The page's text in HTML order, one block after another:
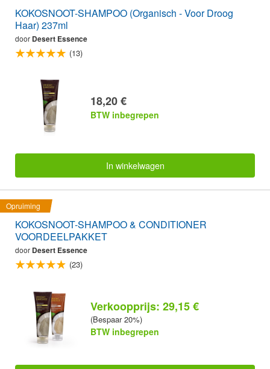
KOKOSNOOT-SHAMPOO (Organisch - Voor Droog
Haar) 237ml
door Desert Essence
(13)
18,20 €
BTW inbegrepen
In winkelwagen
Opruiming
KOKOSNOOT-SHAMPOO & CONDITIONER
VOORDEELPAKKET
door Desert Essence
(23)
Verkoopprijs: 29,15 €
(Bespaar 20%)
BTW inbegrepen